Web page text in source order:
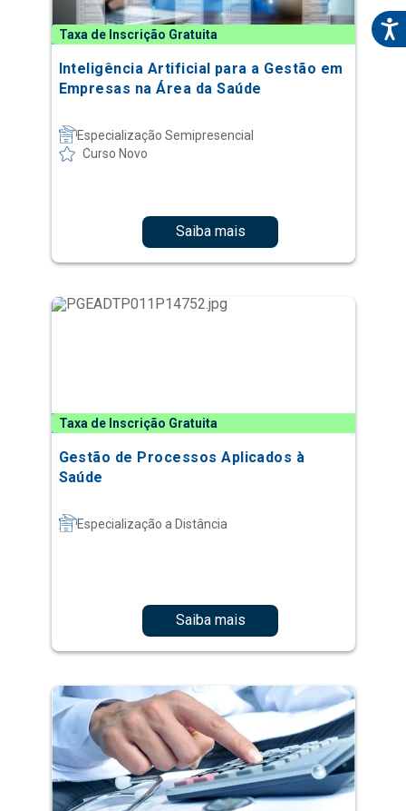
Taxa de Inscrição Gratuita
Inteligência Artificial para a Gestão em
Empresas na Área da Saúde
Especialização Semipresencial
Curso Novo
Saiba mais
Taxa de Inscrição Gratuita
Gestão de Processos Aplicados à
Saúde
Especialização a Distância
Saiba mais